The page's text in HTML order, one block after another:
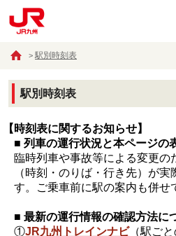
駅別時刻表
駅別時刻表
【時刻表に関するお知らせ】
■ 列車の運行状況と本ページの
臨時列車や事故等による変更の
（時刻・のりば・行き先）が
す。ご乗車前に駅の案内も併せ
■ 最新の運行情報の確認方法に
①JR九州トレインナビ（駅ご